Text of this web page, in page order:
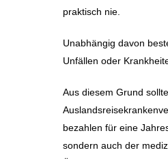
praktisch nie.
Unabhängig davon
Unfällen oder
Aus diesem Grund
bezahlen für eine
sondern auch der